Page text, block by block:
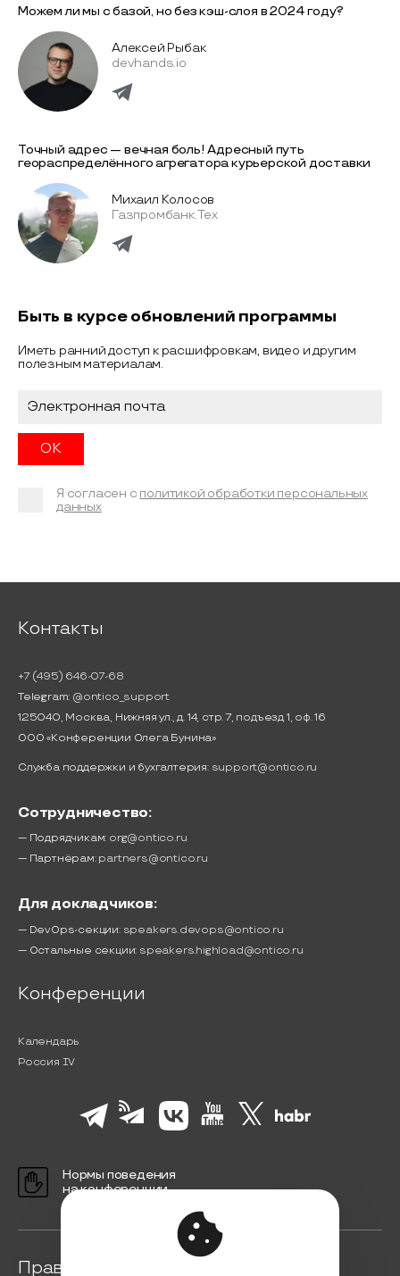
Можем ли мы с базой, но без кэш-слоя в 2024 году?
Алексей Рыбак
devhands.io
Точный адрес — вечная боль! Адресный путь
геораспределённого агрегатора курьерской доставки
Михаил Колосов
Газпромбанк.Тех
Быть в курсе обновлений программы
Иметь ранний доступ к расшифровкам, видео и другим
полезным материалам.
Я согласен с политикой обработки персональных
данных
Контакты
+7 (495) 646-07-68
Telegram: @ontico_support
125040, Москва, Нижняя ул., д. 14, стр. 7, подъезд 1, оф. 16
ООО «Конференции Олега Бунина»
Служба поддержки и бухгалтерия: support@ontico.ru
Сотрудничество:
— Подрядчикам: org@ontico.ru
— Партнёрам: partners@ontico.ru
Для докладчиков:
— DevOps-секции: speakers.devops@ontico.ru
— Остальные секции: speakers.highload@ontico.ru
Конференции
Календарь
Россия IV
Нормы поведения
на конференции
Правовая информация